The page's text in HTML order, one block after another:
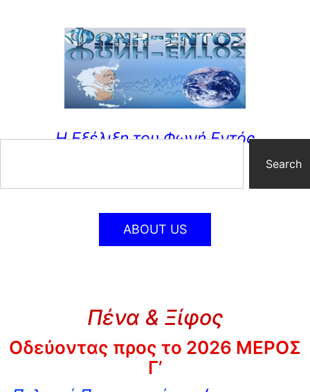
Η Εξέλιξη του Φωνή Εντός
Search
ABOUT US
Πένα & Ξίφος
Οδεύοντας προς το 2026 ΜΕΡΟΣ
Γ’